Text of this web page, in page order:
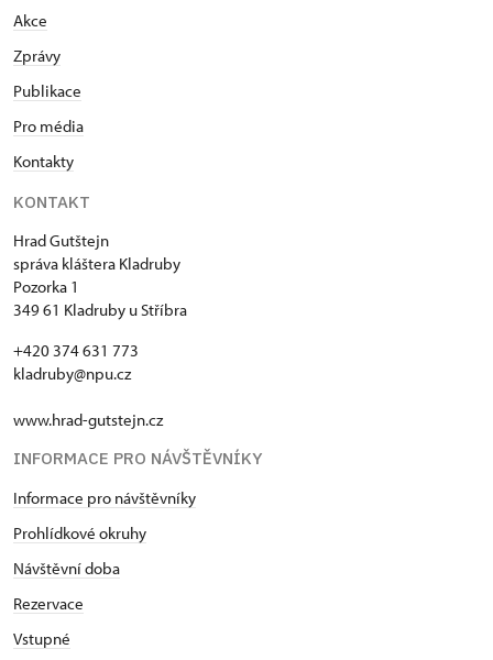
Akce
Zprávy
Publikace
Pro média
Kontakty
KONTAKT
Hrad Gutštejn
správa kláštera Kladruby
Pozorka 1
349 61 Kladruby u Stříbra
+420 374 631 773
kladruby@npu.cz
www.hrad-gutstejn.cz
INFORMACE PRO NÁVŠTĚVNÍKY
Informace pro návštěvníky
Prohlídkové okruhy
Návštěvní doba
Rezervace
Vstupné